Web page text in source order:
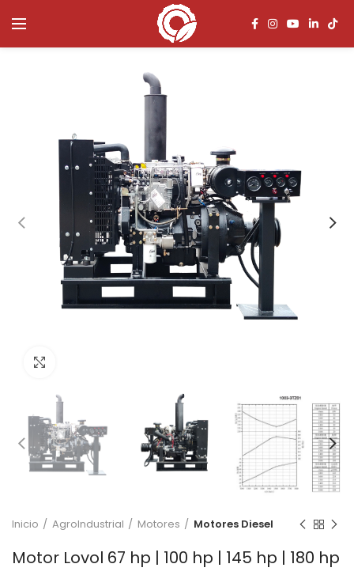
Inicio AgroIndustrial Motores Motores Diesel
Motor Lovol 67 hp | 100 hp | 145 hp | 180 hp